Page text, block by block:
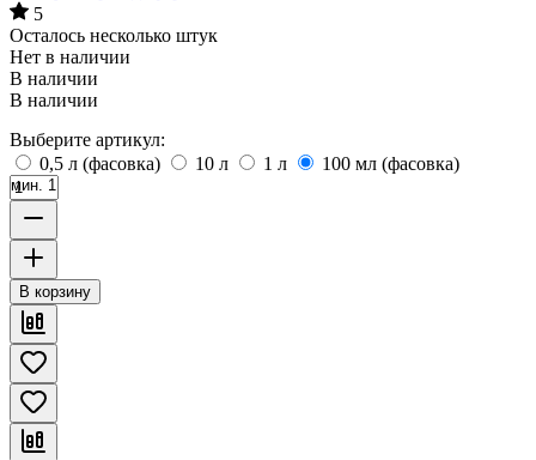
5
Осталось несколько штук
Нет в наличии
В наличии
В наличии
Выберите артикул:
0,5 л (фасовка)
10 л 1 л 100 мл (фасовка)
мин. 1
В корзину